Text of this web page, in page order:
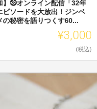
】㉘オンライン配信「32年
ピソードを大放出！ジンベ
の秘密を語りつくす60...
¥3,000
(税込)